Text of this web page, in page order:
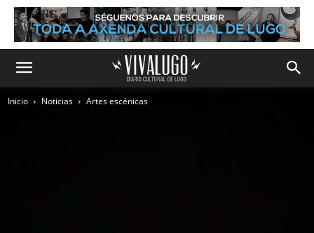
Inicio Noticias Artes escénicas